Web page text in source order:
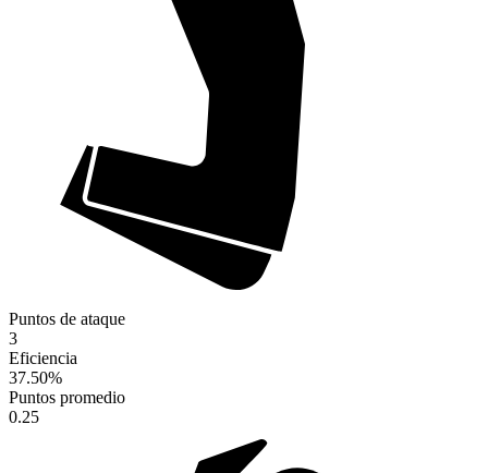
Puntos de ataque
3
Eficiencia
37.50%
Puntos promedio
0.25